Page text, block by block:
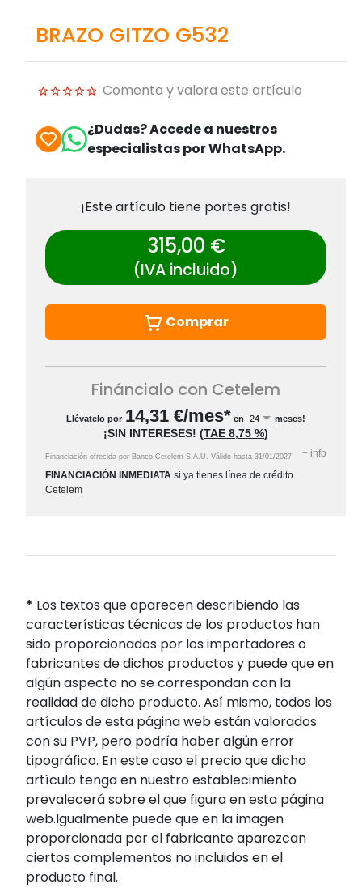
BRAZO GITZO G532
Comenta y valora este artículo
¿Dudas? Accede a nuestros
especialistas por WhatsApp.
¡Este artículo tiene portes gratis!
315,00 €
(IVA incluido)
Comprar
Fináncialo con Cetelem
Llévatelo por 14,31 €/mes* en meses!
¡SIN INTERESES! (TAE 8,75 %)
Financiación ofrecida por Banco Cetelem S.A.U. Válido hasta 31/01/2027 + info
FINANCIACIÓN INMEDIATA si ya tienes línea de crédito
Cetelem
* Los textos que aparecen describiendo las
características técnicas de los productos han
sido proporcionados por los importadores o
fabricantes de dichos productos y puede que en
algún aspecto no se correspondan con la
realidad de dicho producto. Así mismo, todos los
artículos de esta página web están valorados
con su PVP, pero podría haber algún error
tipográfico. En este caso el precio que dicho
artículo tenga en nuestro establecimiento
prevalecerá sobre el que figura en esta página
web.Igualmente puede que en la imagen
proporcionada por el fabricante aparezcan
ciertos complementos no incluidos en el
producto final.